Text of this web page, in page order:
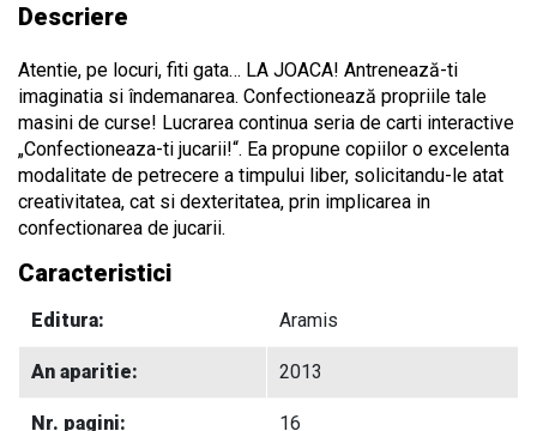
Descriere
Atentie, pe locuri, fiti gata… LA JOACA! Antrenează-ti
imaginatia si îndemanarea. Confectionează propriile tale
masini de curse! Lucrarea continua seria de carti interactive
„Confectioneaza-ti jucarii!“. Ea propune copiilor o excelenta
modalitate de petrecere a timpului liber, solicitandu-le atat
creativitatea, cat si dexteritatea, prin implicarea in
confectionarea de jucarii.
Caracteristici
Editura: Aramis
An aparitie: 2013
Nr. pagini: 16